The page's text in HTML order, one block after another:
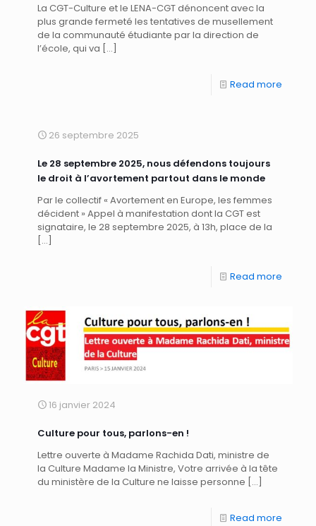
La CGT-Culture et le LENA-CGT dénoncent avec la
plus grande fermeté les tentatives de musellement
de la communauté étudiante par la direction de
l’école, qui va […]
Read more
26 septembre 2025
Le 28 septembre 2025, nous défendons toujours
le droit à l’avortement partout dans le monde
Par le collectif « Avortement en Europe, les femmes
décident » Appel à manifestation dont la CGT est
signataire, le 28 septembre 2025, à 13h, place de la
[…]
Read more
16 janvier 2024
Culture pour tous, parlons-en !
Lettre ouverte à Madame Rachida Dati, ministre de
la Culture Madame la Ministre, Votre arrivée à la tête
du ministère de la Culture ne laisse personne […]
Read more